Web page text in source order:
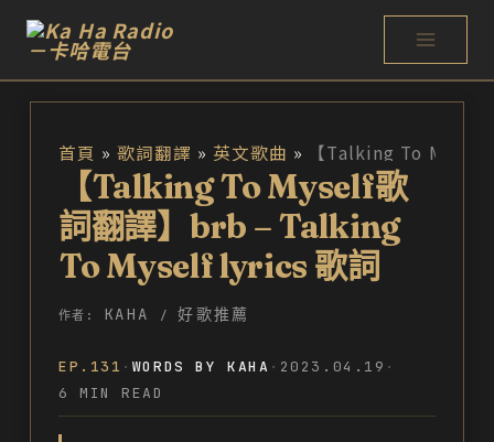
主
首頁 歌詞翻譯 英文歌曲
【Talking To Myself歌
詞翻譯】brb – Talking
To Myself lyrics 歌詞
作者: KAHA /好歌推薦
EP.131 · WORDS BY KAHA · 2023.04.19 ·
6 MIN READ